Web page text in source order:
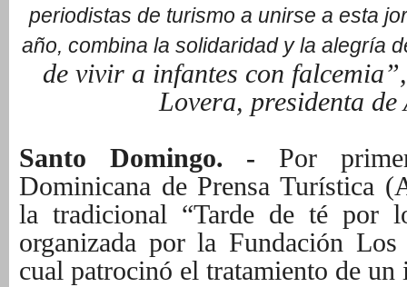
periodistas de turismo a unirse a esta
año, combina la solidaridad y la alegría
de vivir a infantes con
Lovera, presidenta de
Santo Domingo. - Por
Dominicana de Prensa Turística
la tradicional “Tarde de té por
organizada por la Fundación
cual patrocinó el tratamiento de un